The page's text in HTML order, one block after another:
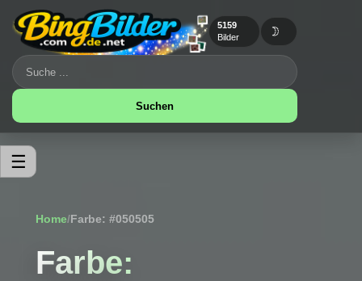
☰
5159
Bilder
🌙
Suchen
Home/Farbe: #050505
Farbe: